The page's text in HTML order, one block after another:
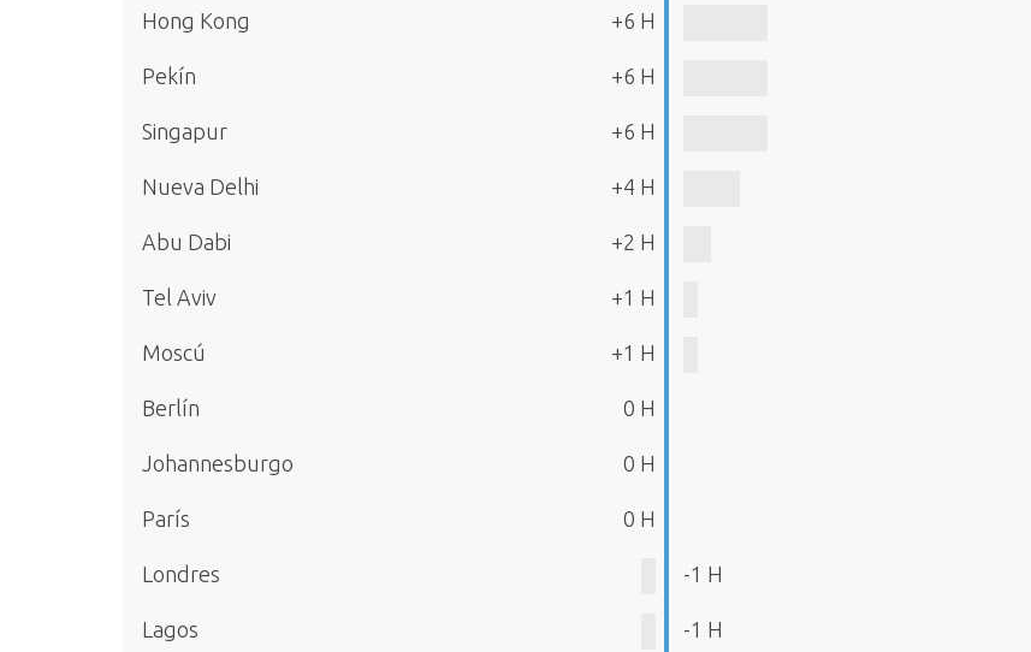
Hong Kong +6 H
Pekín +6 H
Singapur +6 H
Nueva Delhi +4 H
Abu Dabi +2 H
Tel Aviv +1 H
Moscú +1 H
Berlín 0 H
Johannesburgo 0 H
París 0 H
Londres -1 H
Lagos -1 H